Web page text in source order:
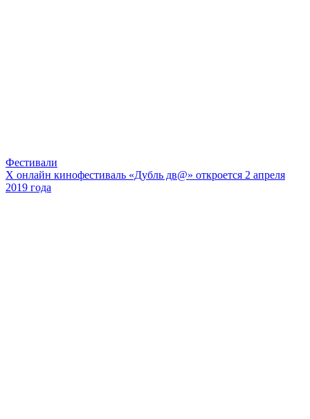
Фестивали
X онлайн кинофестиваль «Дубль дв@» откроется 2 апреля
2019 года